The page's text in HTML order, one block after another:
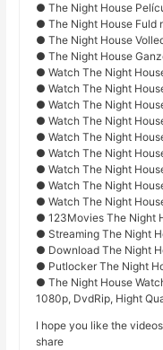
● The Night House
● The Night House Fuld
● The Night House
● The Night House
● Watch The Night
● Watch The Night
● Watch The Night
● Watch The Night
● Watch The Night
● Watch The Night
● Watch The Night
● Watch The Night
● Watch The Night
● 123Movies The Night
● Streaming The Night
● Download The Night
● Putlocker The Night
● The Night House
1080p, DvdRip, Hight
I hope you like the
share